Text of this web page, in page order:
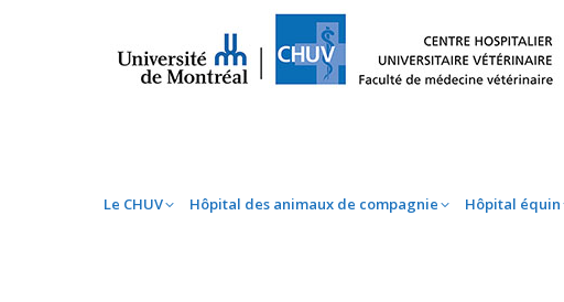
Le CHUV Hôpital des animaux de compagnie Hôpital équin
Le CHUV Hôpital des animaux de compagnie